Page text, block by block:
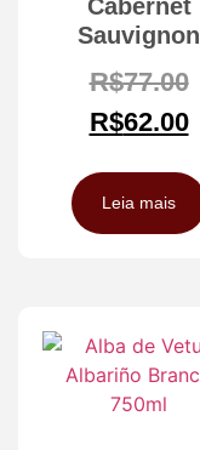
Cabernet
Sauvignon
R$77.00
R$62.00
Leia mais